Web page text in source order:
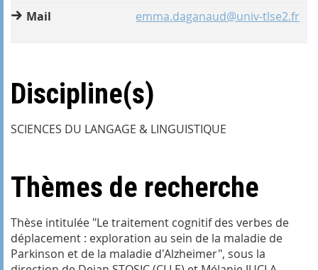
Mail
emma.daganaud@univ-tlse2.fr
Discipline(s)
SCIENCES DU LANGAGE & LINGUISTIQUE
Thèmes de recherche
Thèse intitulée "Le traitement cognitif des verbes de
déplacement : exploration au sein de la maladie de
Parkinson et de la maladie d'Alzheimer", sous la